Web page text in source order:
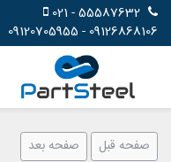
09126868106 - 09120705955
صفحه قبل صفحه بعد